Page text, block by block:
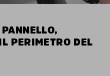
PERIMETRO DEL